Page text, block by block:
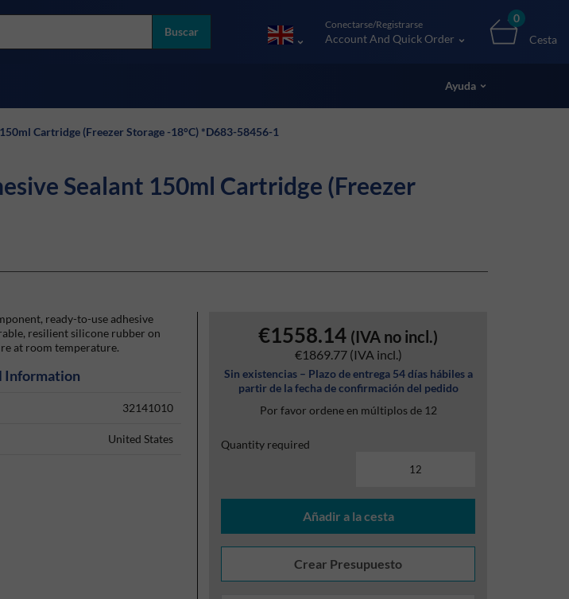
Buscar
Conectarse/Registrarse
Account And Quick Order
0
Cesta
Ayuda
Cartridge (Freezer Storage -18°C) *D683-58456-1
Sealant 150ml Cartridge (Freezer
€1558.14 (IVA no incl.)
€1869.77 (IVA incl.)
Sin existencias – Plazo de entrega 54 días hábiles a
partir de la fecha de confirmación del pedido
Por favor ordene en múltiplos de 12
Quantity required
Añadir a la cesta
ready-to-use adhesive
resilient silicone rubber on
at room temperature.
Information
32141010
United States